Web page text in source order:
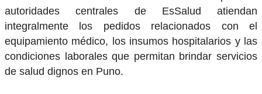
autoridades centrales de EsSalud atiendan
integralmente los pedidos relacionados con el
equipamiento médico, los insumos hospitalarios y las
condiciones laborales que permitan brindar servicios
de salud dignos en Puno.